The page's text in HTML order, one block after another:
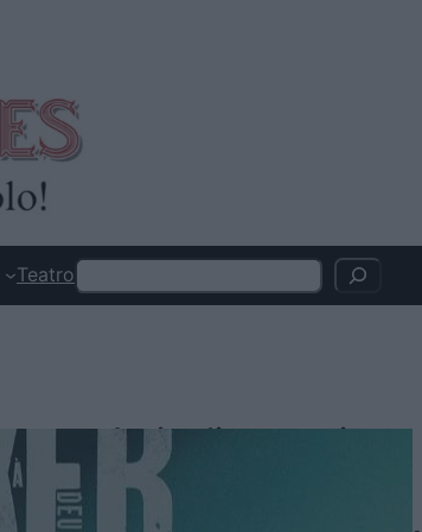
TeatroSearch
Articoli recenti